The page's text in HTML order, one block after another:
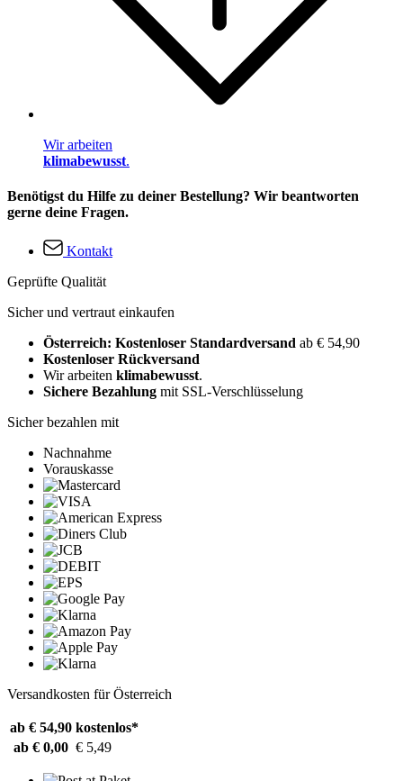
Wir arbeiten
klimabewusst.
Benötigst du Hilfe zu deiner Bestellung? Wir beantworten
gerne deine Fragen.
Kontakt
Geprüfte Qualität
Sicher und vertraut einkaufen
Österreich: Kostenloser Standardversand ab € 54,90
Kostenloser Rückversand
Wir arbeiten klimabewusst.
Sichere Bezahlung mit SSL-Verschlüsselung
Sicher bezahlen mit
Nachnahme
Vorauskasse
Versandkosten für Österreich
ab € 54,90 kostenlos*
ab € 0,00 € 5,49